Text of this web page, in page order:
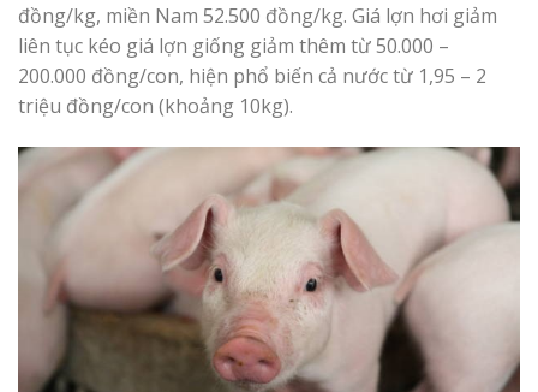
đồng/kg, miền Nam 52.500 đồng/kg. Giá lợn hơi giảm
liên tục kéo giá lợn giống giảm thêm từ 50.000 –
200.000 đồng/con, hiện phổ biến cả nước từ 1,95 – 2
triệu đồng/con (khoảng 10kg).